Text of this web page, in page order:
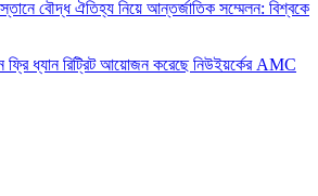
বৌদ্ধ ঐতিহ্য নিয়ে আন্তর্জাতিক সম্মেলন: বিশ্বকে
ফ্রি ধ্যান রিট্রিট আয়োজন করেছে নিউইয়র্কের AMC